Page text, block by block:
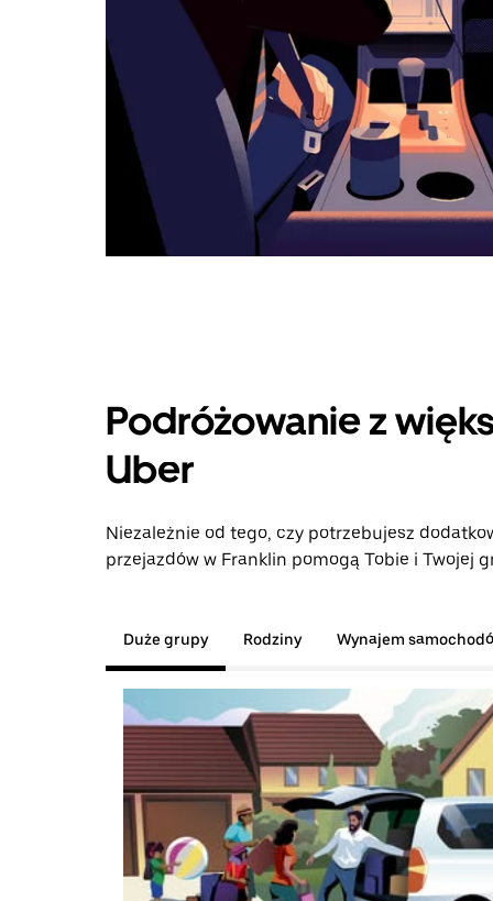
Podróżowanie z
Uber
Niezależnie od tego, czy potrzebujesz
przejazdów w Franklin pomogą Tobie i Twojej
Duże grupy Rodziny Wynajem